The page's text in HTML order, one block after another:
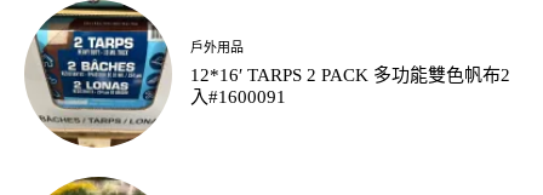
戶外用品
12*16′ TARPS 2 PACK 多功能雙色帆布2
入#1600091